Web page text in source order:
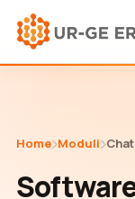
Home Moduli Chat